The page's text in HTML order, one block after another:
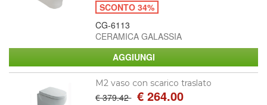
SCONTO 34%
CG-6113
CERAMICA GALASSIA
M2 vaso con scarico traslato
€ 379.42 € 264.00